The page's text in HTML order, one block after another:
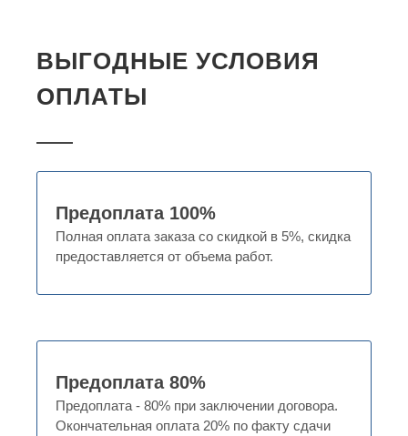
ВЫГОДНЫЕ УСЛОВИЯ
ОПЛАТЫ
Предоплата 100%
Полная оплата заказа со скидкой в 5%, скидка
предоставляется от объема работ.
Предоплата 80%
Предоплата - 80% при заключении договора.
Окончательная оплата 20% по факту сдачи